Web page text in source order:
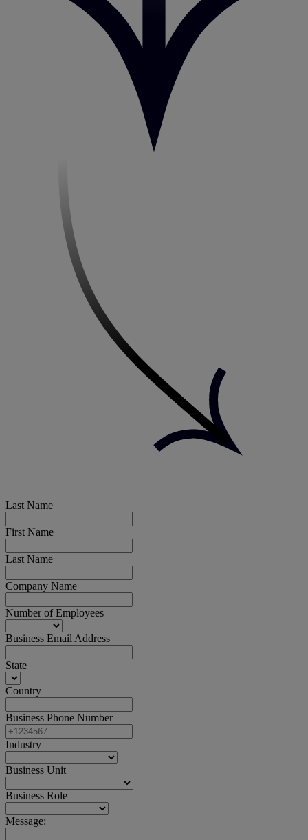
Last Name
First Name
Last Name
Company Name
Number of Employees
Business Email Address
State
Country
Business Phone Number
Industry
Business Unit
Business Role
Message: